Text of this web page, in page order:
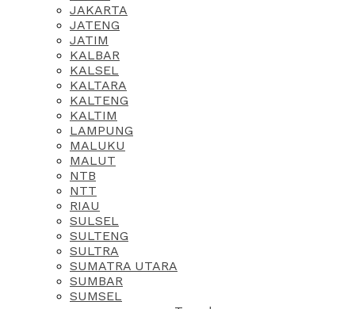
JAKARTA
JATENG
JATIM
KALBAR
KALSEL
KALTARA
KALTENG
KALTIM
LAMPUNG
MALUKU
MALUT
NTB
NTT
RIAU
SULSEL
SULTENG
SULTRA
SUMATRA UTARA
SUMBAR
SUMSEL